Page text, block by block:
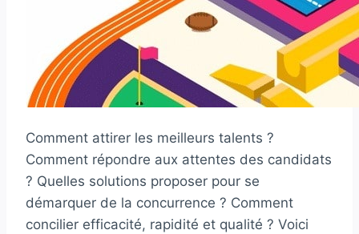
Comment attirer les meilleurs talents ?
Comment répondre aux attentes des candidats
? Quelles solutions proposer pour se
démarquer de la concurrence ? Comment
concilier efficacité, rapidité et qualité ? Voici